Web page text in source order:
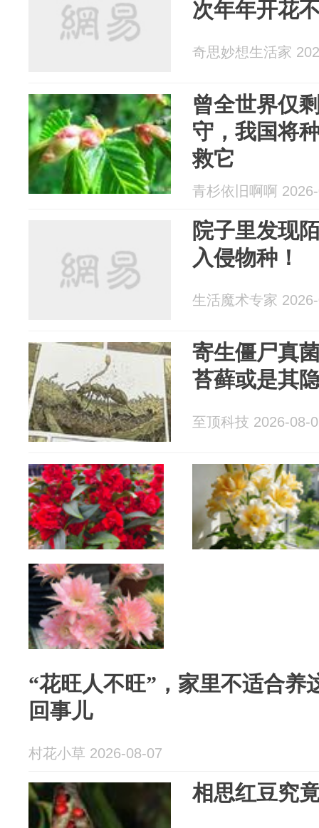
次年年开花
奇思妙想生活家
曾全世界仅
守，我国将
救它
青杉依旧啊啊
院子里发现
入侵物种！
生活魔术专家
寄生僵尸真
苔藓或是其
至顶科技 2026-08-
“花旺人不旺”，家里不适合养
回事儿
村花小草 2026-08-07
相思红豆究